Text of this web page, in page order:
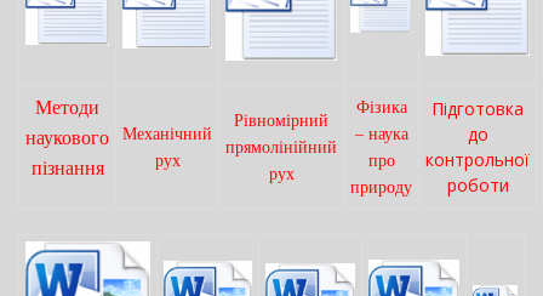
Методи
наукового
пізнання
Механічний
рух
Рівномірний
прямолінійний
рух
Фізика
– наука
про
природу
Підготовка
до
контрольної
роботи